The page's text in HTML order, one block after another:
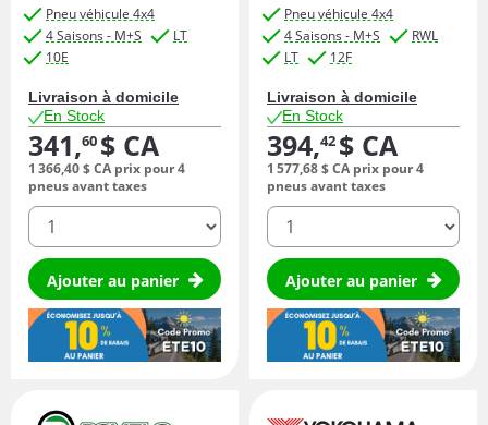
Pneu véhicule 4x4
4 Saisons - M+S
LT
10E
Livraison à domicile
En Stock
341,60 $ CA
1 366,40$ CA prix pour 4
pneus avant taxes
quantité
Ajouter au panier
Pneu véhicule 4x4
4 Saisons - M+S
RWL
LT
12F
Livraison à domicile
En Stock
394,42 $ CA
1 577,68$ CA prix pour 4
pneus avant taxes
quantité
Ajouter au panier